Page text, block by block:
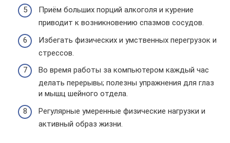
Приём больших порций алкоголя и курение
приводит к возникновению спазмов сосудов.
Избегать физических и умственных перегрузок и
стрессов.
Во время работы за компьютером каждый час
делать перерывы; полезны упражнения для глаз
и мышц шейного отдела.
Регулярные умеренные физические нагрузки и
активный образ жизни.